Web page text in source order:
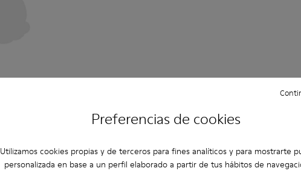
Preferencias de cookies
Utilizamos cookies propias y de terceros para fines analíticos y para mostrarte
personalizada en base a un perfil elaborado a partir de tus hábitos de